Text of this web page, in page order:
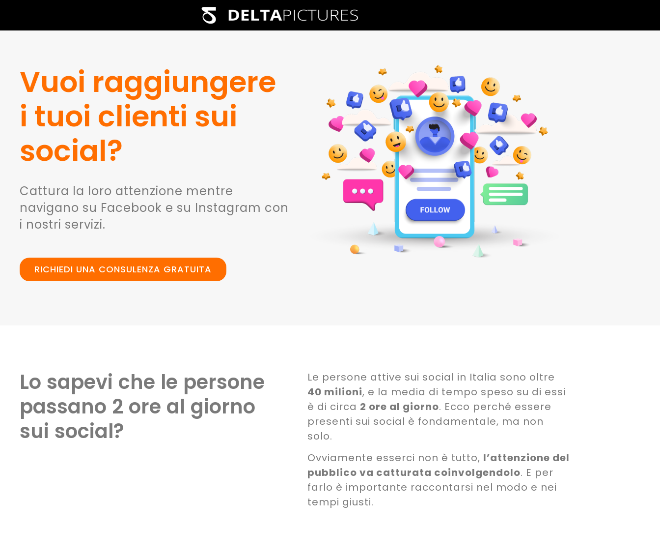
Vuoi raggiungere
i tuoi clienti sui
social?
Cattura la loro attenzione mentre
navigano su Facebook e su Instagram con
i nostri servizi.
RICHIEDI UNA CONSULENZA GRATUITA
Lo sapevi che le persone
passano 2 ore al giorno
sui social?
Le persone attive sui social in Italia sono oltre
40 milioni, e la media di tempo speso su di essi
è di circa 2 ore al giorno. Ecco perché essere
presenti sui social è fondamentale, ma non
solo.
Ovviamente esserci non è tutto, l’attenzione del
pubblico va catturata coinvolgendolo. E per
farlo è importante raccontarsi nel modo e nei
tempi giusti.